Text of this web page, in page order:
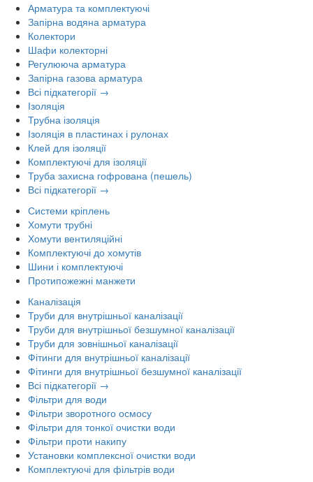
Арматура та комплектуючі
Запірна водяна арматура
Колектори
Шафи колекторні
Регулююча арматура
Запірна газова арматура
Всі підкатегорії →
Ізоляція
Трубна ізоляція
Ізоляція в пластинах і рулонах
Клей для ізоляції
Комплектуючі для ізоляції
Труба захисна гофрована (пешель)
Всі підкатегорії →
Системи кріплень
Хомути трубні
Хомути вентиляційні
Комплектуючі до хомутів
Шини і комплектуючі
Протипожежні манжети
Каналізація
Труби для внутрішньої каналізації
Труби для внутрішньої безшумної каналізації
Труби для зовнішньої каналізації
Фітинги для внутрішньої каналізації
Фітинги для внутрішньої безшумної каналізації
Всі підкатегорії →
Фільтри для води
Фільтри зворотного осмосу
Фільтри для тонкої очистки води
Фільтри проти накипу
Установки комплексної очистки води
Комплектуючі для фільтрів води